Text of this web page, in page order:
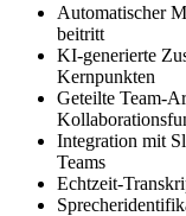
Automatischer
beitritt
KI-generierte
Kernpunkten
Geteilte Team-
Integration mit
Teams
Echtzeit-